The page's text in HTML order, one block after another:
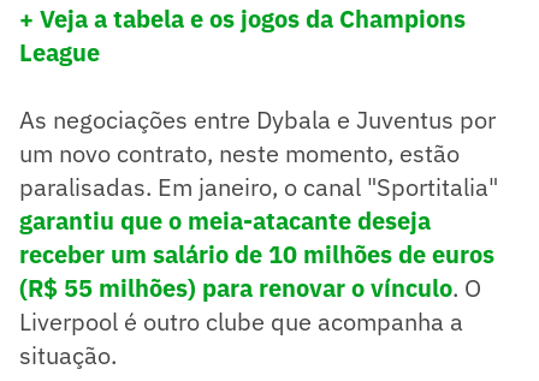
+ Veja a tabela e os jogos da Champions
League
As negociações entre Dybala e Juventus por
um novo contrato, neste momento, estão
paralisadas. Em janeiro, o canal "Sportitalia"
garantiu que o meia-atacante deseja
receber um salário de 10 milhões de euros
(R$ 55 milhões) para renovar o vínculo. O
Liverpool é outro clube que acompanha a
situação.